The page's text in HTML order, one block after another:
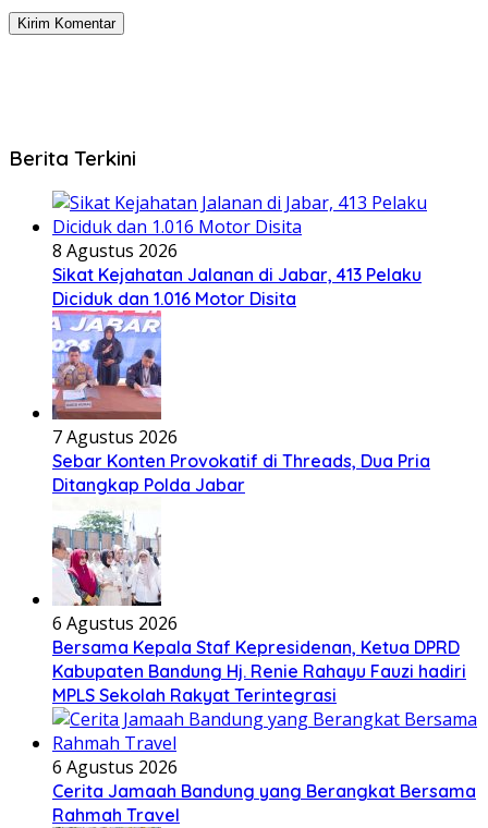
Berita Terkini
8 Agustus 2026
Sikat Kejahatan Jalanan di Jabar, 413 Pelaku
Diciduk dan 1.016 Motor Disita
7 Agustus 2026
Sebar Konten Provokatif di Threads, Dua Pria
Ditangkap Polda Jabar
6 Agustus 2026
Bersama Kepala Staf Kepresidenan, Ketua DPRD
Kabupaten Bandung Hj. Renie Rahayu Fauzi hadiri
MPLS Sekolah Rakyat Terintegrasi
6 Agustus 2026
Cerita Jamaah Bandung yang Berangkat Bersama
Rahmah Travel